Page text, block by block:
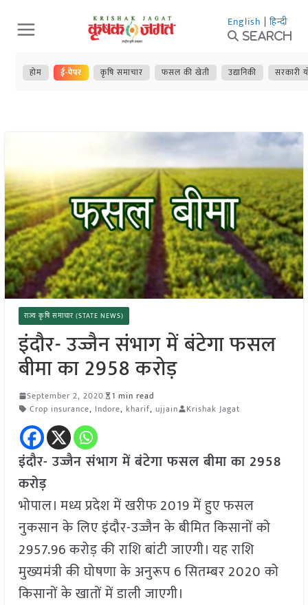
Skip
to
content
English | हिन्दी
Search
होम ई-पेपर कृषि समाचार फसल की खेती उद्यानिकी सरकारी
राज्य कृषि समाचार (STATE NEWS)
इंदौर- उज्जैन संभाग में बंटेगा फसल
बीमा का 2958 करोड़
September 2, 2020
1 min read
Crop insurance, Indore, kharif, ujjain Krishak Jagat
इंदौर- उज्जैन संभाग में बंटेगा फसल बीमा का 2958
करोड़
भोपाल। मध्य प्रदेश में खरीफ 2019 में हुए फसल
नुकसान के लिए इंदौर-उज्जैन के बीमित किसानों को
2957.96 करोड़ की राशि बांटी जाएगी। यह राशि
मुख्यमंत्री की घोषणा के अनुरूप 6 सितम्बर 2020 को
किसानों के खातों में डाली जाएगी।